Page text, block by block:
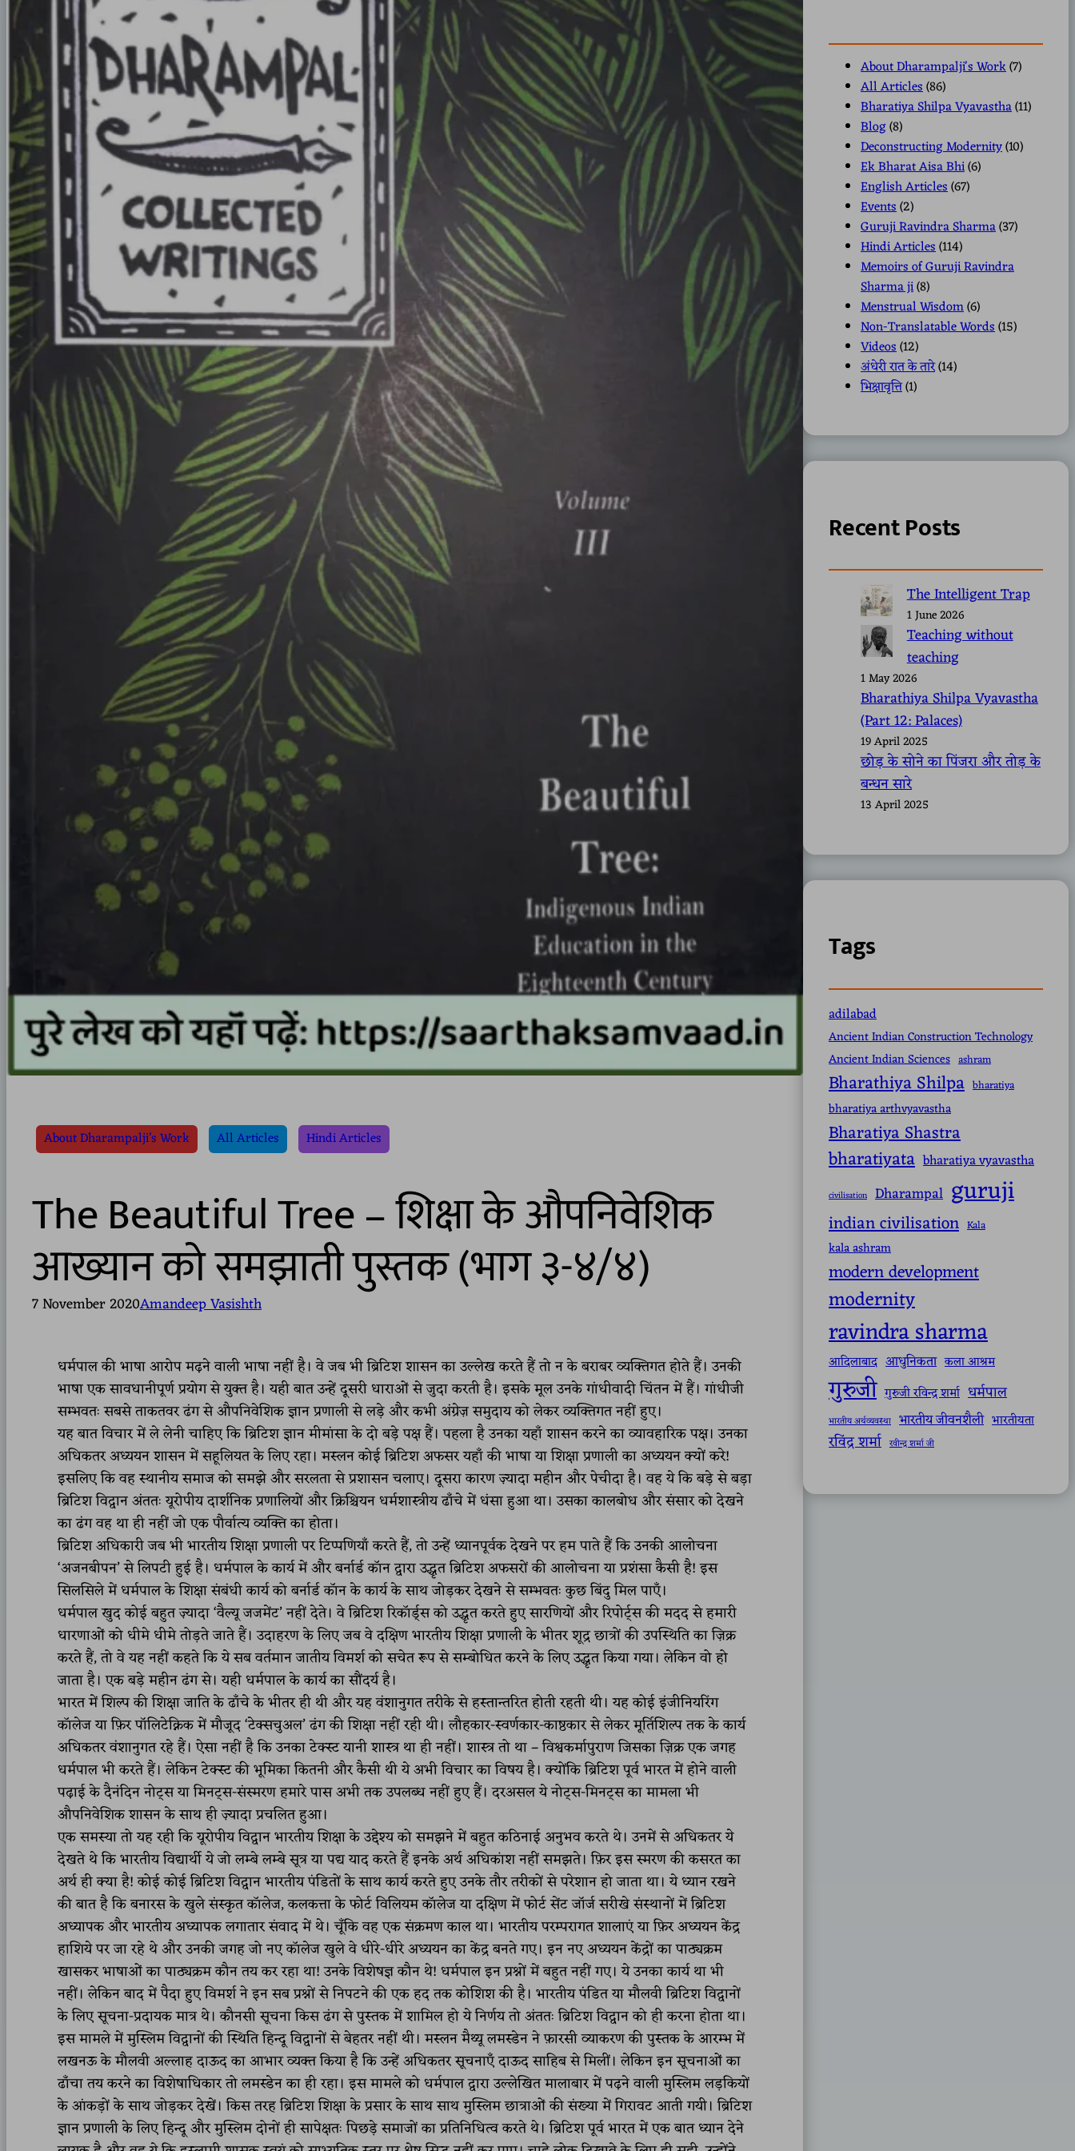
About Dharampalji’s Work All Articles Hindi Articles
The Beautiful Tree – शिक्षा के औपनिवेशिक
आख्यान को समझाती पुस्तक (भाग ३-४/४)
7 November 2020Amandeep Vasishth
धर्मपाल की भाषा आरोप मढ़ने वाली भाषा नहीं है। वे जब भी ब्रिटिश शासन का उल्लेख करते हैं तो न के बराबर व्यक्तिगत होते हैं। उनकी
भाषा एक सावधानीपूर्ण प्रयोग से युक्त है। यही बात उन्हें दूसरी धाराओं से जुदा करती है। इसके मूल उनके गांधीवादी चिंतन में हैं। गांधीजी
सम्भवतः सबसे ताकतवर ढंग से औपनिवेशिक ज्ञान प्रणाली से लड़े और कभी अंग्रेज़ समुदाय को लेकर व्यक्तिगत नहीं हुए।
यह बात विचार में ले लेनी चाहिए कि ब्रिटिश ज्ञान मीमांसा के दो बड़े पक्ष हैं। पहला है उनका यहाँ शासन करने का व्यावहारिक पक्ष। उनका
अधिकतर अध्ययन शासन में सहूलियत के लिए रहा। मस्लन कोई ब्रिटिश अफसर यहाँ की भाषा या शिक्षा प्रणाली का अध्ययन क्यों करे!
इसलिए कि वह स्थानीय समाज को समझे और सरलता से प्रशासन चलाए। दूसरा कारण ज़्यादा महीन और पेचीदा है। वह ये कि बड़े से बड़ा
ब्रिटिश विद्वान अंततः यूरोपीय दार्शनिक प्रणालियों और क्रिश्चियन धर्मशास्त्रीय ढाँचे में धंसा हुआ था। उसका कालबोध और संसार को देखने
का ढंग वह था ही नहीं जो एक पौर्वात्य व्यक्ति का होता।
ब्रिटिश अधिकारी जब भी भारतीय शिक्षा प्रणाली पर टिप्पणियाँ करते हैं, तो उन्हें ध्यानपूर्वक देखने पर हम पाते हैं कि उनकी आलोचना
‘अजनबीपन’ से लिपटी हुई है। धर्मपाल के कार्य में और बर्नार्ड कॉन द्वारा उद्धृत ब्रिटिश अफसरों की आलोचना या प्रशंसा कैसी है! इस
सिलसिले में धर्मपाल के शिक्षा संबंधी कार्य को बर्नार्ड कॉन के कार्य के साथ जोड़कर देखने से सम्भवतः कुछ बिंदु मिल पाएँ।
धर्मपाल खुद कोई बहुत ज़्यादा ‘वैल्यू जजमेंट’ नहीं देते। वे ब्रिटिश रिकॉर्ड्स को उद्धृत करते हुए सारणियों और रिपोर्ट्स की मदद से हमारी
धारणाओं को धीमे धीमे तोड़ते जाते हैं। उदाहरण के लिए जब वे दक्षिण भारतीय शिक्षा प्रणाली के भीतर शूद्र छात्रों की उपस्थिति का ज़िक्र
करते हैं, तो वे यह नहीं कहते कि ये सब वर्तमान जातीय विमर्श को सचेत रूप से सम्बोधित करने के लिए उद्धृत किया गया। लेकिन वो हो
जाता है। एक बड़े महीन ढंग से। यही धर्मपाल के कार्य का सौंदर्य है।
भारत में शिल्प की शिक्षा जाति के ढाँचे के भीतर ही थी और यह वंशानुगत तरीके से हस्तान्तरित होती रहती थी। यह कोई इंजीनियरिंग
कॉलेज या फ़िर पॉलिटेक्निक में मौजूद ‘टेक्सचुअल’ ढंग की शिक्षा नहीं रही थी। लौहकार-स्वर्णकार-काष्ठकार से लेकर मूर्तिशिल्प तक के कार्य
अधिकतर वंशानुगत रहे हैं। ऐसा नहीं है कि उनका टेक्स्ट यानी शास्त्र था ही नहीं। शास्त्र तो था – विश्वकर्मापुराण जिसका ज़िक्र एक जगह
धर्मपाल भी करते हैं। लेकिन टेक्स्ट की भूमिका कितनी और कैसी थी ये अभी विचार का विषय है। क्योंकि ब्रिटिश पूर्व भारत में होने वाली
पढ़ाई के दैनंदिन नोट्स या मिनट्स-संस्मरण हमारे पास अभी तक उपलब्ध नहीं हुए हैं। दरअसल ये नोट्स-मिनट्स का मामला भी
औपनिवेशिक शासन के साथ ही ज़्यादा प्रचलित हुआ।
एक समस्या तो यह रही कि यूरोपीय विद्वान भारतीय शिक्षा के उद्देश्य को समझने में बहुत कठिनाई अनुभव करते थे। उनमें से अधिकतर ये
देखते थे कि भारतीय विद्यार्थी ये जो लम्बे लम्बे सूत्र या पद्य याद करते हैं इनके अर्थ अधिकांश नहीं समझते। फ़िर इस स्मरण की कसरत का
अर्थ ही क्या है! कोई कोई ब्रिटिश विद्वान भारतीय पंडितों के साथ कार्य करते हुए उनके तौर तरीकों से परेशान हो जाता था। ये ध्यान रखने
की बात है कि बनारस के खुले संस्कृत कॉलेज, कलकत्ता के फोर्ट विलियम कॉलेज या दक्षिण में फोर्ट सेंट जॉर्ज सरीखे संस्थानों में ब्रिटिश
अध्यापक और भारतीय अध्यापक लगातार संवाद में थे। चूँकि वह एक संक्रमण काल था। भारतीय परम्परागत शालाएं या फ़िर अध्ययन केंद्र
हाशिये पर जा रहे थे और उनकी जगह जो नए कॉलेज खुले वे धीरे-धीरे अध्ययन का केंद्र बनते गए। इन नए अध्ययन केंद्रों का पाठ्यक्रम
खासकर भाषाओं का पाठ्यक्रम कौन तय कर रहा था! उनके विशेषज्ञ कौन थे! धर्मपाल इन प्रश्नों में बहुत नहीं गए। ये उनका कार्य था भी
नहीं। लेकिन बाद में पैदा हुए विमर्श ने इन सब प्रश्नों से निपटने की एक हद तक कोशिश की है। भारतीय पंडित या मौलवी ब्रिटिश विद्वानों
के लिए सूचना-प्रदायक मात्र थे। कौनसी सूचना किस ढंग से पुस्तक में शामिल हो ये निर्णय तो अंततः ब्रिटिश विद्वान को ही करना होता था।
इस मामले में मुस्लिम विद्वानों की स्थिति हिन्दू विद्वानों से बेहतर नहीं थी। मस्लन मैथ्यू लमस्डेन ने फ़ारसी व्याकरण की पुस्तक के आरम्भ में
लखनऊ के मौलवी अल्लाह दाऊद का आभार व्यक्त किया है कि उन्हें अधिकतर सूचनाएँ दाऊद साहिब से मिलीं। लेकिन इन सूचनाओं का
ढाँचा तय करने का विशेषाधिकार तो लमस्डेन का ही रहा। इस मामले को धर्मपाल द्वारा उल्लेखित मालाबार में पढ़ने वाली मुस्लिम लड़कियों
के आंकड़ों के साथ जोड़कर देखें। किस तरह ब्रिटिश शिक्षा के प्रसार के साथ साथ मुस्लिम छात्राओं की संख्या में गिरावट आती गयी। ब्रिटिश
ज्ञान प्रणाली के लिए हिन्दू और मुस्लिम दोनों ही सापेक्षतः पिछड़े समाजों का प्रतिनिधित्व करते थे। ब्रिटिश पूर्व भारत में एक बात ध्यान देने
About Dharampalji's Work(7)
All Articles(86)
Bharatiya Shilpa Vyavastha(11)
Blog(8)
Deconstructing Modernity(10)
Ek Bharat Aisa Bhi(6)
English Articles(67)
Events(2)
Guruji Ravindra Sharma(37)
Hindi Articles(114)
Memoirs of Guruji Ravindra
Sharma ji(8)
Menstrual Wisdom(6)
Non-Translatable Words(15)
Videos(12)
अंधेरी रात के तारे(14)
भिक्षावृत्ति(1)
Recent Posts
The Intelligent Trap
1 June 2026
Teaching without
teaching
1 May 2026
Bharathiya Shilpa Vyavastha
(Part 12: Palaces)
19 April 2025
छोड़ के सोने का पिंजरा और तोड़ के
बन्धन सारे
13 April 2025
Tags
adilabad
Ancient Indian Construction Technology
Ancient Indian Sciences ashram
Bharathiya Shilpa bharatiya
bharatiya arthvyavastha
Bharatiya Shastra
bharatiyata bharatiya vyavastha
civilisation Dharampal guruji
indian civilisation Kala
kala ashram
modern development
modernity
ravindra sharma
आदिलाबाद आधुनिकता कला आश्रम
गुरुजी गुरुजी रविन्द्र शर्मा धर्मपाल
भारतीय अर्थव्यवस्था भारतीय जीवनशैली भारतीयता
रविंद्र शर्मा रवीन्द्र शर्मा जी